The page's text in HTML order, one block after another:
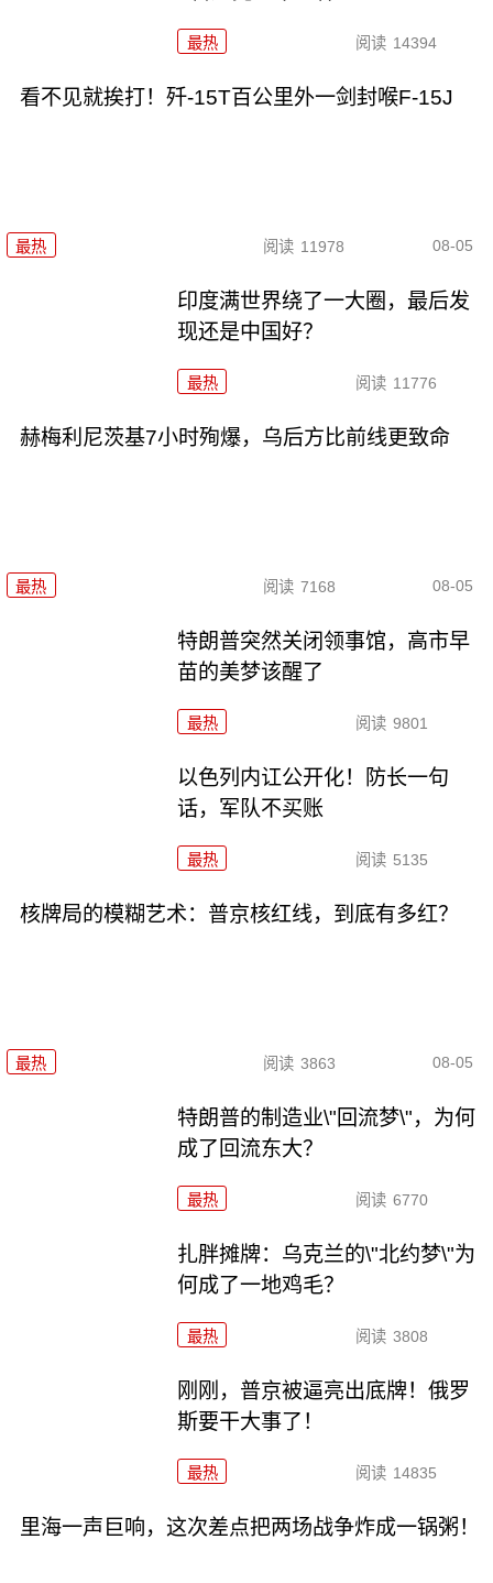
最热 阅读 14394
看不见就挨打！歼-15T百公里外一剑封喉F-15J
最热 阅读 11978 08-05
印度满世界绕了一大圈，最后发
现还是中国好？
最热 阅读 11776
赫梅利尼茨基7小时殉爆，乌后方比前线更致命
最热 阅读 7168 08-05
特朗普突然关闭领事馆，高市早
苗的美梦该醒了
最热 阅读 9801
以色列内讧公开化！防长一句
话，军队不买账
最热 阅读 5135
核牌局的模糊艺术：普京核红线，到底有多红？
最热 阅读 3863 08-05
特朗普的制造业\"回流梦\"，为何
成了回流东大？
最热 阅读 6770
扎胖摊牌：乌克兰的\"北约梦\"为
何成了一地鸡毛？
最热 阅读 3808
刚刚，普京被逼亮出底牌！俄罗
斯要干大事了！
最热 阅读 14835
里海一声巨响，这次差点把两场战争炸成一锅粥！